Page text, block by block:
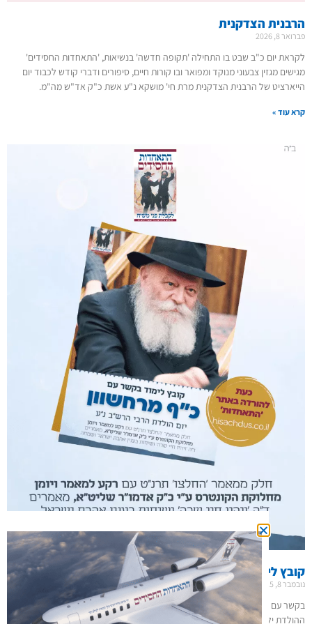
הרבנית הצדקנית
פברואר 8, 2026
לקראת יום כ"ב שבט בו התחילה 'תקופה חדשה' בנשיאות, 'התאחדות החסידים'
מגישים מגזין צבעוני מנוקד ומפואר ובו קורות חיים, סיפורים ודברי קודש לכבוד יום
הייארציט של הרבנית הצדקנית מרת חי' מושקא נ"ע אשת כ"ק אד"ש מה"מ.
קרא עוד »
קובץ לימוד ליום הבהיר כ"ף חשון
נובמבר 8, 2025
בקשר עם הוראת הרבי "כדאי ונכון שבין הענינים שלומדים מתורתו של בעל יום
ההולדת ילמדו גם קונטרס החלצו" "ובפרט במאמריו של "ויהיו חיי שרה" כו'" מוגש